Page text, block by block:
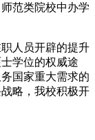
范类院校中办学
人员开辟的提升
学位的权威途
国家重大需求的
略，我校积极开